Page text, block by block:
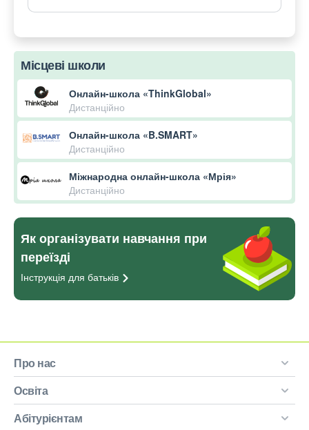
Місцеві школи
Онлайн-школа «ThinkGlobal»
Дистанційно
Онлайн-школа «B.SMART»
Дистанційно
Міжнародна онлайн-школа «Мрія»
Дистанційно
Як організувати навчання при
переїзді
Інструкція для батьків
Про нас
Освіта
Абітурієнтам